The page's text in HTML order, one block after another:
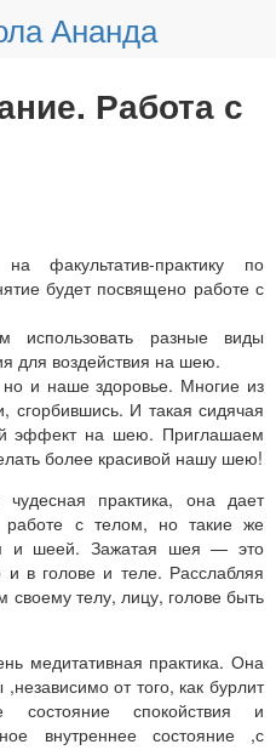
Ананда
Работа с
факультатив-практику по
будет посвящено работе с
разные виды
для воздействия на шею.
и наше здоровье. Многие из
сгорбившись. И такая сидячая
эффект на шею. Приглашаем
более красивой нашу шею!
чудесная практика, она дает
работе с телом, но такие же
и шеей. Зажатая шея — это
в голове и теле. Расслабляя
телу, лицу, голове быть
медитативная практика. Она
от того, как бурлит
состояние спокойствия и
внутреннее состояние ,с